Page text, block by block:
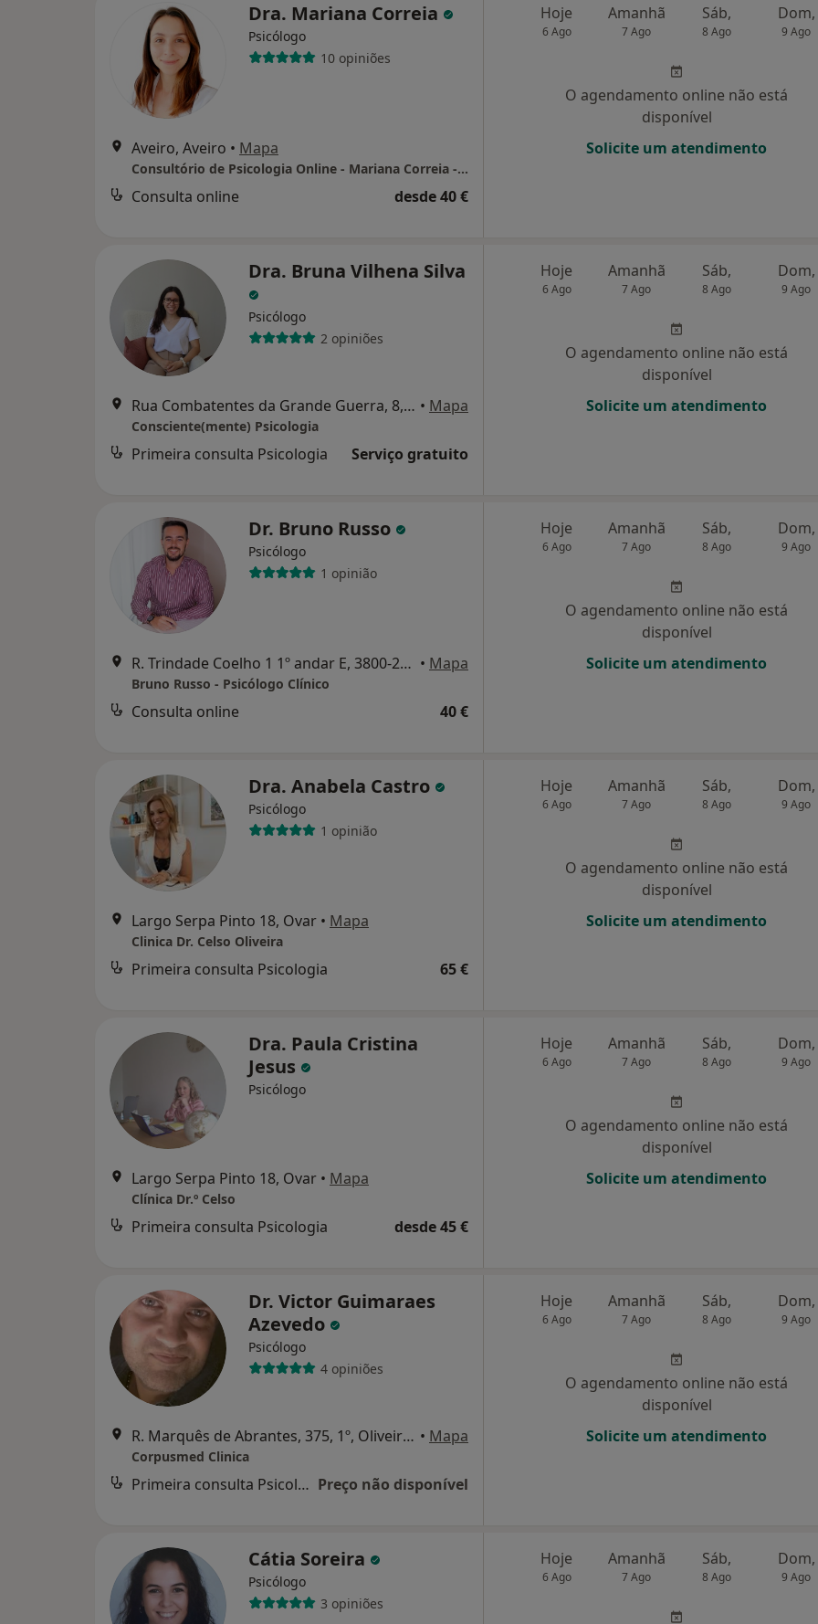
Dra. Mariana Correia
Psicólogo
10 opiniões
Aveiro, Aveiro • Mapa
Consultório de Psicologia Online - Mariana Correia - Aveiro
Consulta online desde 40 €
Hoje
6 Ago
Amanhã
7 Ago
Sáb,
8 Ago
Dom,
9 Ago
O agendamento online não está
disponível
Solicite um atendimento
Dra. Bruna Vilhena Silva
Psicólogo
2 opiniões
Rua Combatentes da Grande Guerra, 8, 2ºTR, Aveiro • Mapa
Consciente(mente) Psicologia
Primeira consulta Psicologia Serviço gratuito
Hoje
6 Ago
Amanhã
7 Ago
Sáb,
8 Ago
Dom,
9 Ago
O agendamento online não está
disponível
Solicite um atendimento
Dr. Bruno Russo
Psicólogo
1 opinião
R. Trindade Coelho 1 1º andar E, 3800-243 Aveiro, Aveiro • Mapa
Bruno Russo - Psicólogo Clínico
Consulta online 40 €
Hoje
6 Ago
Amanhã
7 Ago
Sáb,
8 Ago
Dom,
9 Ago
O agendamento online não está
disponível
Solicite um atendimento
Dra. Anabela Castro
Psicólogo
1 opinião
Largo Serpa Pinto 18, Ovar • Mapa
Clinica Dr. Celso Oliveira
Primeira consulta Psicologia 65 €
Hoje
6 Ago
Amanhã
7 Ago
Sáb,
8 Ago
Dom,
9 Ago
O agendamento online não está
disponível
Solicite um atendimento
Dra. Paula Cristina
Jesus
Psicólogo
Largo Serpa Pinto 18, Ovar • Mapa
Clínica Dr.º Celso
Primeira consulta Psicologia desde 45 €
Hoje
6 Ago
Amanhã
7 Ago
Sáb,
8 Ago
Dom,
9 Ago
O agendamento online não está
disponível
Solicite um atendimento
Dr. Victor Guimaraes
Azevedo
Psicólogo
4 opiniões
R. Marquês de Abrantes, 375, 1º, Oliveira de Azeméis • Mapa
Corpusmed Clinica
Primeira consulta Psicologia Preço não disponível
Hoje
6 Ago
Amanhã
7 Ago
Sáb,
8 Ago
Dom,
9 Ago
O agendamento online não está
disponível
Solicite um atendimento
Cátia Soreira
Psicólogo
3 opiniões
Hoje
6 Ago
Amanhã
7 Ago
Sáb,
8 Ago
Dom,
9 Ago